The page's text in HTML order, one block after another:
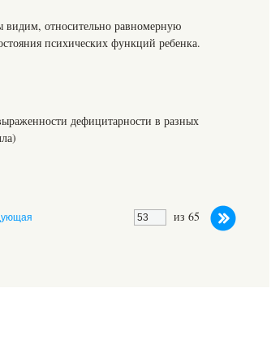
видим, относительно равномерную
психических функций ребенка.
дефицитарности в разных
из 65